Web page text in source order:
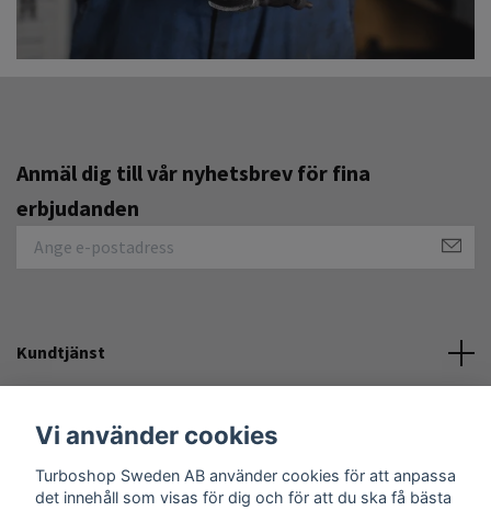
Anmäl dig till vår nyhetsbrev för fina
erbjudanden
Kundtjänst
Sociala medier
Vi använder cookies
Turboshop Sweden AB använder cookies för att anpassa
det innehåll som visas för dig och för att du ska få bästa